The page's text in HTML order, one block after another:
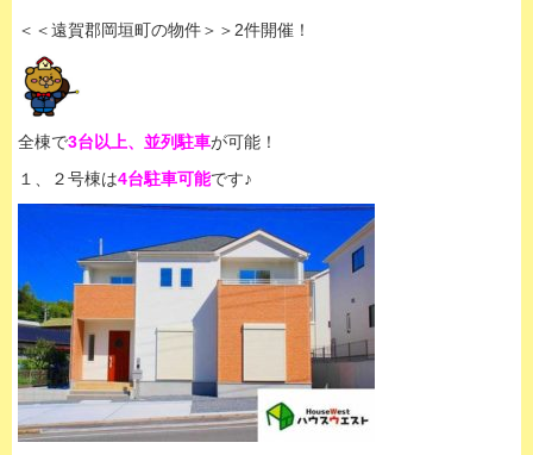
＜＜遠賀郡岡垣町の物件＞＞2件開催！
全棟で3台以上、並列駐車が可能！
１、２号棟は4台駐車可能です♪